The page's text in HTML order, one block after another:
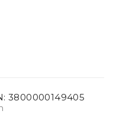
3800000149405